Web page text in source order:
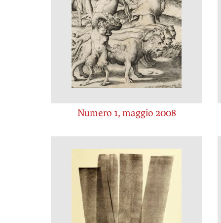
Numero 1, maggio 2008